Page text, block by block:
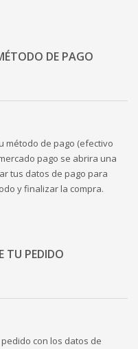
DE PAGO
método de pago (efectivo
pago se abrira una
tus datos de pago para
y finalizar la compra.
TU PEDIDO
con los datos de